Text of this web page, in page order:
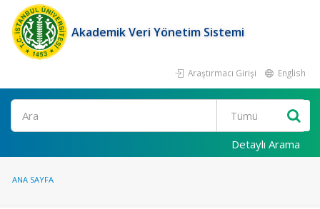
Akademik Veri Yönetim Sistemi
Araştırmacı Girişi English
Ara
Detaylı Arama
ANA SAYFA